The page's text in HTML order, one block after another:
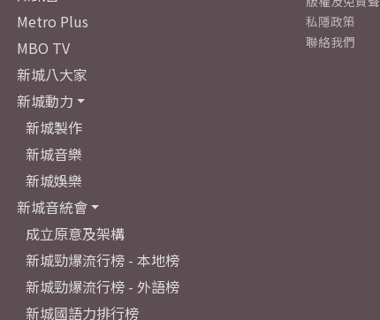
Metro Plus
MBO TV
新城八大家
新城動力
新城製作
新城音樂
新城娛樂
新城音統會
成立原意及架構
新城勁爆流行榜 - 本地榜
新城勁爆流行榜 - 外語榜
新城國語力排行榜
私隱政策
聯絡我們